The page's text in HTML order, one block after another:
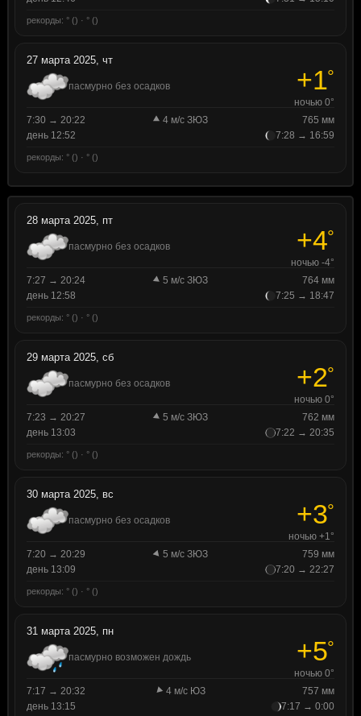
рекорды: ° () · ° ()
27 марта 2025, чт
пасмурно без осадков +1°
ночью 0°
7:30 → 20:22
4 м/с ЗЮЗ
765 мм
день 12:52
7:28 → 16:59
рекорды: ° () · ° ()
28 марта 2025, пт
пасмурно без осадков +4°
ночью -4°
7:27 → 20:24
5 м/с ЗЮЗ
764 мм
день 12:58
7:25 → 18:47
рекорды: ° () · ° ()
29 марта 2025, сб
пасмурно без осадков +2°
ночью 0°
7:23 → 20:27
5 м/с ЗЮЗ
762 мм
день 13:03
7:22 → 20:35
рекорды: ° () · ° ()
30 марта 2025, вс
пасмурно без осадков +3°
ночью +1°
7:20 → 20:29
5 м/с ЗЮЗ
759 мм
день 13:09
7:20 → 22:27
рекорды: ° () · ° ()
31 марта 2025, пн
пасмурно возможен дождь +5°
ночью 0°
7:17 → 20:32
4 м/с ЮЗ
757 мм
день 13:15
7:17 → 0:00